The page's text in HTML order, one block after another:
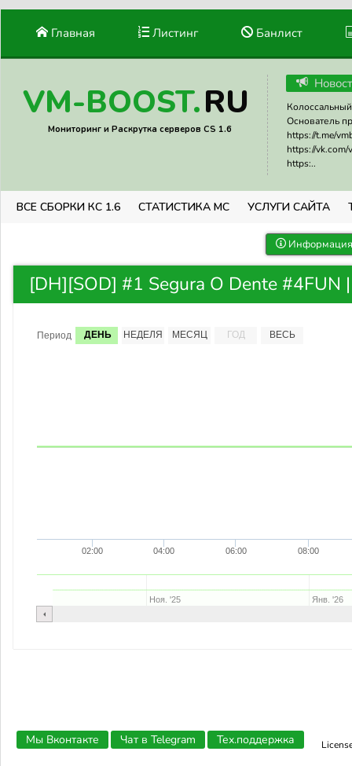
Главная Листинг Банлист
VM-BOOST.RU
Мониторинг и Раскрутка серверов CS 1.6
Основатель
https://t.me/
https://vk.com/
https:..
ВСЕ СБОРКИ КС 1.6 СТАТИСТИКА МС УСЛУГИ САЙТА
[DH][SOD] #1 Segura O Dente #4FUN
Период ДЕНЬ НЕДЕЛЯ МЕСЯЦ ГОД ВЕСЬ
02:00 04:00 06:00 08:00
Ноя. '25 Янв. '26
Мы Вконтакте Чат в Telegram Тех.поддержка